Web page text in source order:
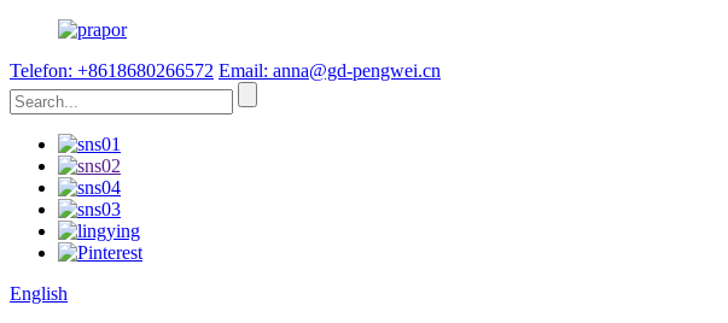
Telefon: +8618680266572 Email: anna@gd-pengwei.cn
English